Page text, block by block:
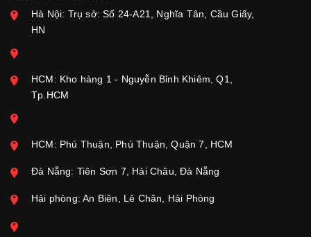
Hà Nội: Trụ sở: Số 24-A21, Nghĩa Tân, Cầu Giấy,
HN
HCM: Kho hàng 1 - Nguyễn Bỉnh Khiêm, Q1,
Tp.HCM
HCM: Phú Thuận, Phú Thuận, Quận 7, HCM
Đà Nẵng: Tiên Sơn 7, Hải Châu, Đà Nẵng
Hải phòng: An Biên, Lê Chân, Hải Phòng